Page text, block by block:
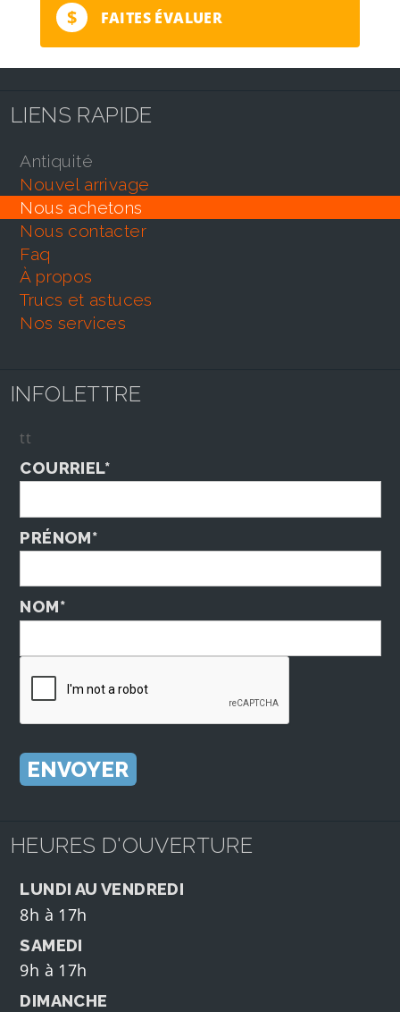
$ FAITES ÉVALUER
LIENS RAPIDE
antiquité
nouvel arrivage
nous achetons
nous contacter
faq
À propos
trucs et astuces
nos services
INFOLETTRE
tt
COURRIEL*
PRÉNOM*
NOM*
HEURES D'OUVERTURE
LUNDI AU VENDREDI
8h à 17h
SAMEDI
9h à 17h
DIMANCHE